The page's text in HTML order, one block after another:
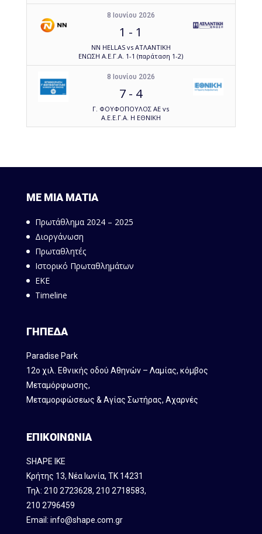
8 Ιουνίου 2026
1 - 1
NN HELLAS vs ΑΤΛΑΝΤΙΚΗ
ΕΝΩΣΗ Α.Ε.Γ.Α. 1-1 (παράταση 1-2)
8 Ιουνίου 2026
7 - 4
Γ. ΦΟΥΦΟΠΟΥΛΟΣ ΑΕ vs
Α.Ε.Ε.Γ.Α. Η ΕΘΝΙΚΗ
ΜΕ ΜΙΑ ΜΑΤΙΑ
Πρωτάθλημα 2024 – 2025
Διοργάνωση
Πρωταθλητές
Ιστορικό Πρωταθλημάτων
ΕΚΕ
Timeline
ΓΗΠΕΔΑ
Paradise Park
12ο χιλ. Εθνικής οδού Αθηνών – Λαμίας, κόμβος
Mεταμόρφωσης,
Μεταμορφώσεως & Αγίας Σωτήρας, Αχαρνές
ΕΠΙΚΟΙΝΩΝΙΑ
SHAPE IKE
Κρήτης 13, Νέα Ιωνία, ΤΚ 14231
Τηλ: 210 2723628, 210 2718583,
210 2796459
Email: info@shape.com.gr